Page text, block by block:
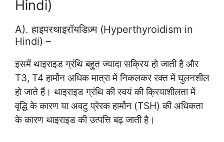
Hindi)
A). हाइपरथाइरॉयडिज़्म (Hyperthyroidism in
Hindi) –
इसमें थाइराइड ग्रंथि बहुत ज्यादा सक्रिय हो जाती है और
T3, T4 हार्मोन अधिक मात्रा में निकलकर रक्त में घुलनशील
हो जाते हैं। थाइराइड ग्रंथि की स्वयं की क्रियाशीलता में
वृद्धि के कारण या अवटु प्रेरक हार्मोन (TSH) की अधिकता
के कारण थाइराइड की उत्पत्ति बढ़ जाती है।